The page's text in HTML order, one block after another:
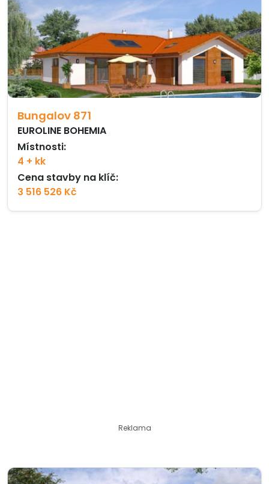
Bungalov 871
EUROLINE BOHEMIA
Místnosti:
4 + kk
Cena stavby na klíč:
3 516 526 Kč
Reklama